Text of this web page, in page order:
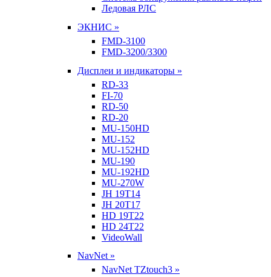
Ледовая РЛС
ЭКНИС »
FMD-3100
FMD-3200/3300
Дисплеи и индикаторы »
RD-33
FI-70
RD-50
RD-20
MU-150HD
MU-152
MU-152HD
MU-190
MU-192HD
MU-270W
JH 19T14
JH 20T17
HD 19T22
HD 24T22
VideoWall
NavNet »
NavNet TZtouch3 »